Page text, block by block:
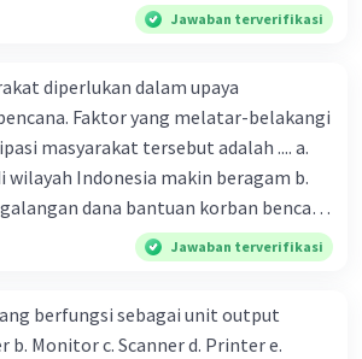
Jawaban terverifikasi
diperlukan dalam upaya
Faktor yang melatar-belakangi
masyarakat tersebut adalah .... a.
wilayah Indonesia makin beragam b.
dana bantuan korban bencana
pendidikan kebencanaan
masih rendah d. masyarakat
pemerintah bahwa masyarakat
Jawaban terverifikasi
berfungsi sebagai unit output
b. Monitor c. Scanner d. Printer e.